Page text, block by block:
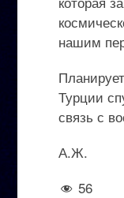
нашим
Турции
связь с
А.Ж.
56